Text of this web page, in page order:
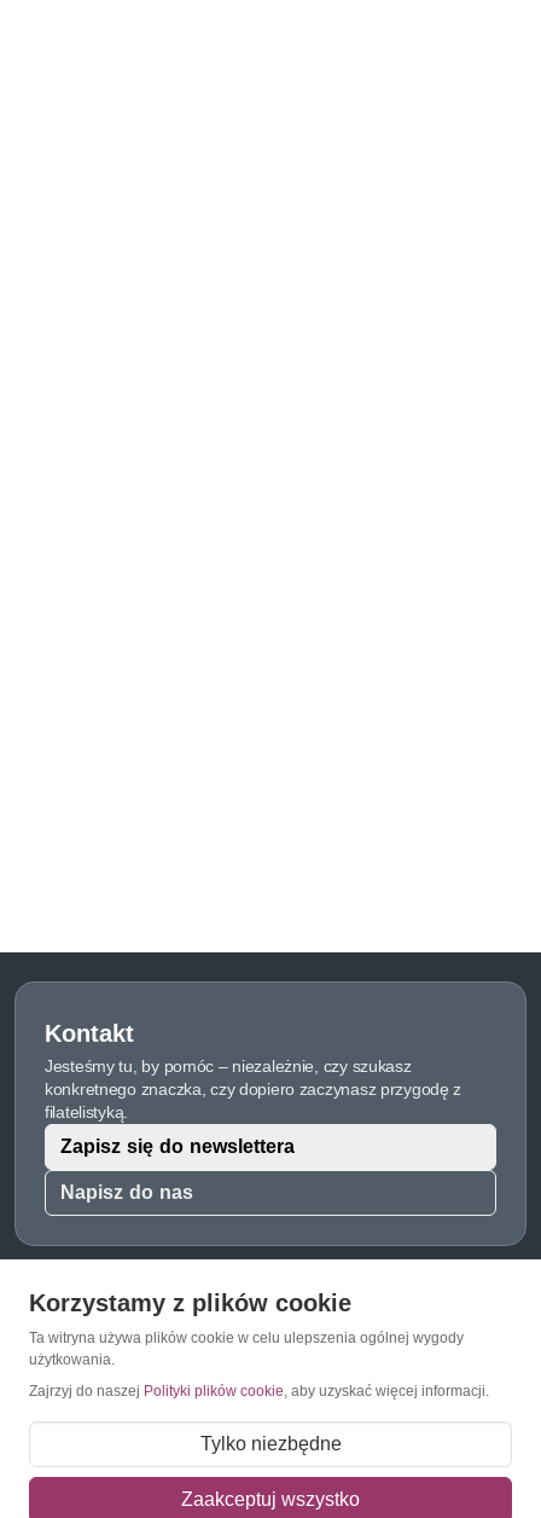
Kontakt
Jesteśmy tu, by pomóc – niezależnie, czy szukasz
konkretnego znaczka, czy dopiero zaczynasz przygodę z
filatelistyką.
Napisz do nas
Zapisz się do newslettera
O Znaczkopol.pl
Blog
Regulamin
Polityka prywatności
Korzystamy z plików cookie
Ta witryna używa plików cookie w celu ulepszenia ogólnej wygody
użytkowania.
Zajrzyj do naszej Polityki plików cookie, aby uzyskać więcej informacji.
Tylko niezbędne
Zaakceptuj wszystko